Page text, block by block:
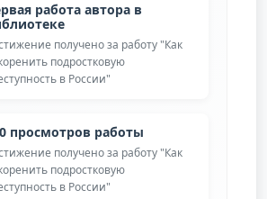
работа автора в
получено за работу "Как
подростковую
в России"
просмотров работы
получено за работу "Как
подростковую
в России"